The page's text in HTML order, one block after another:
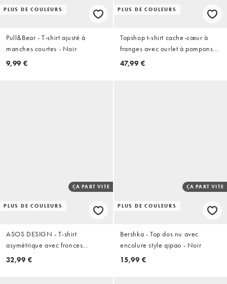
PLUS DE COULEURS
Pull&Bear - T-shirt ajusté à
manches courtes - Noir
9,99 €
PLUS DE COULEURS
Topshop t-shirt cache-cœur à
franges avec ourlet à pompons
bleu cobalt
47,99 €
PLUS DE COULEURS
ÇA PART VITE
ASOS DESIGN - T-shirt
asymétrique avec fronces
latérales et liseré contrastant -
32,99 €
PLUS DE COULEURS
ÇA PART VITE
Bershka - Top dos nu avec
encolure style qipao - Noir
15,99 €